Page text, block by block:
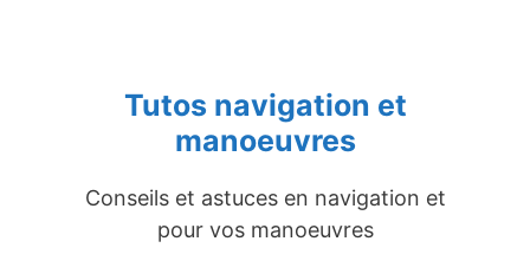
Tutos navigation et
manoeuvres
Conseils et astuces en navigation et
pour vos manoeuvres